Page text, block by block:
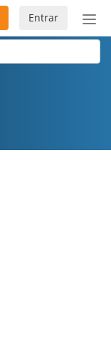
Entrar